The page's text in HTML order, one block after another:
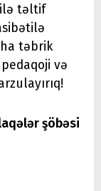
ilə təltif
təbrik
və
şöbəsi